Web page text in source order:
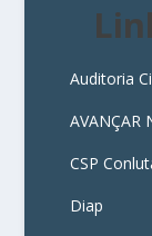
Auditoria
AVANÇAR
CSP
Diap